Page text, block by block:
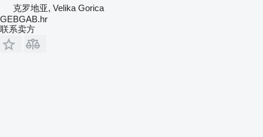
克罗地亚, Velika Gorica
GEBGAB.hr
联系卖方